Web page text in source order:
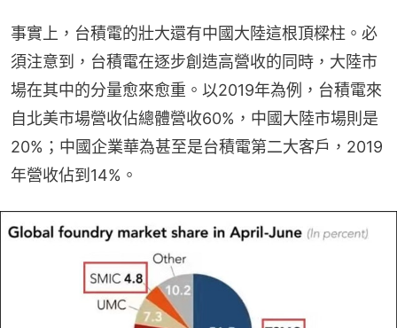
事實上，台積電的壯大還有中國大陸這根頂樑柱。必
須注意到，台積電在逐步創造高營收的同時，大陸市
場在其中的分量愈來愈重。以2019年為例，台積電來
自北美市場營收佔總體營收60%，中國大陸市場則是
20%；中國企業華為甚至是台積電第二大客戶，2019
年營收佔到14%。